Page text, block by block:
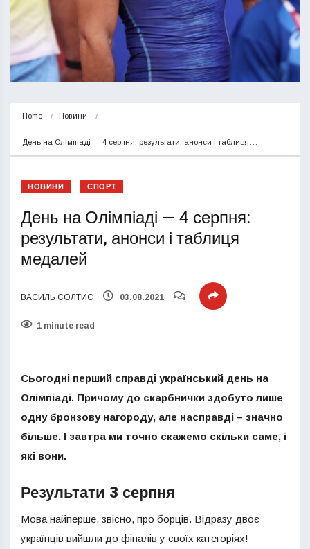
Home Новини
День на Олімпіаді — 4 серпня: результати, анонси і таблиця…
НОВИНИ СПОРТ
День на Олімпіаді — 4 серпня:
результати, анонси і таблиця
медалей
ВАСИЛЬ СОЛТИС 03.08.2021
1 minute read
Сьогодні перший справді український день на
Олімпіаді. Причому до скарбнички здобуто лише
одну бронзову нагороду, але насправді – значно
більше. І завтра ми точно скажемо скільки саме, і
які вони.
Результати 3 серпня
Мова найперше, звісно, про борців. Відразу двоє
українців вийшли до фіналів у своїх категоріях!